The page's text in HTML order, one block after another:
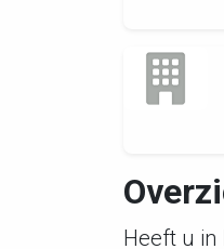
Heeft u in